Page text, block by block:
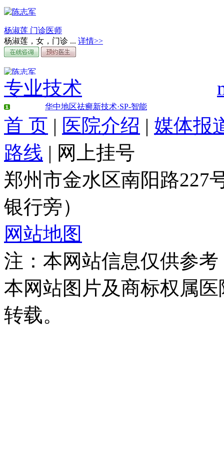
杨淑莲 门诊医师
杨淑莲，女，门诊 ... 详情>>
周文敬 门诊医师
周文敬，女，门诊 ...详情>>
刘长江 门诊医师
刘长江，男，门诊 ...详情>>
专业技术
华中地区祛癣新技术·SP-智能
首 页 | 医院介绍 | 媒体报
路线 | 网上挂号
郑州市金水区南阳路227
银行旁）
网站地图
注：本网站信息仅供参
本网站图片及商标权属
转载。